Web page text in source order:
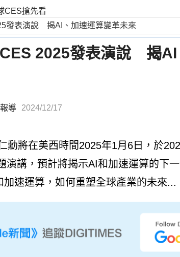
CES搶先看
2025發表演說 揭AI
導 2024/12/17
勳將在美西時間2025年1月6日，於
演講，預計將揭示AI和加速運算的下
加速運算，如何重塑全球產業的未來...